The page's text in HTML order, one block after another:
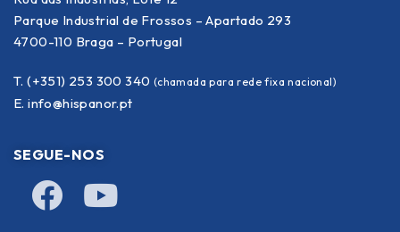
Parque Industrial de Frossos – Apartado 293
4700-110 Braga – Portugal
T. (+351) 253 300 340 (chamada para rede fixa nacional)
E. info@hispanor.pt
SEGUE-NOS